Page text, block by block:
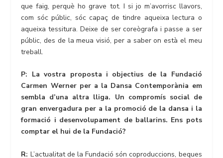
que faig, perquè ho grave tot. I si jo m’avorrisc llavors,
com sóc públic, sóc capaç de tindre aqueixa lectura o
aqueixa tessitura. Deixe de ser coreògrafa i passe a ser
públic, des de la meua visió, per a saber on està el meu
treball.
P: La vostra proposta i objectius de la Fundació
Carmen Werner per a la Dansa Contemporània em
sembla d’una altra lliga. Un compromís social de
gran envergadura per a la promoció de la dansa i la
formació i desenvolupament de ballarins. Ens pots
comptar el hui de la Fundació?
R: L’actualitat de la Fundació són coproduccions, beques